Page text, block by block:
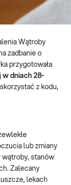
Wątroby
zadbanie o
przygotowała
w dniach 28-
z kodu,
lub zmiany
wątroby, stanów
Zalecany
lekach